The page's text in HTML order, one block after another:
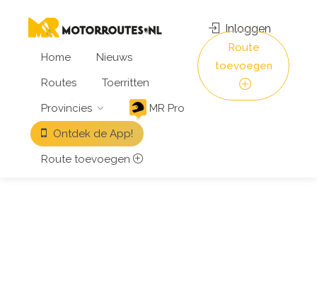
Home
Nieuws
Routes
Toerritten
Provincies
MR Pro
Ontdek de App!
Route toevoegen
Inloggen
Route
toevoegen